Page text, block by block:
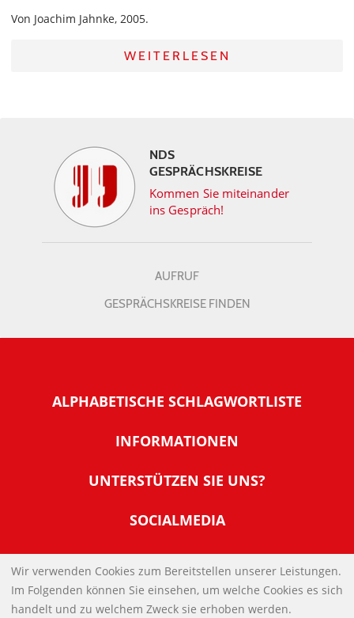
Von Joachim Jahnke, 2005.
WEITERLESEN
NDS
GESPRÄCHSKREISE
Kommen Sie miteinander
ins Gespräch!
AUFRUF
GESPRÄCHSKREISE FINDEN
ALPHABETISCHE SCHLAGWORTLISTE
INFORMATIONEN
Warum NachDenkSeiten
Tipps zur Nutzung der NachDenkSeiten
Banner und E-Mail-Signaturen
Links
Kontakt
UNTERSTÜTZEN SIE UNS?
Werden Sie Fördermitglied
Spenden Sie Online
SOCIALMEDIA
IMPRESSUM
DATENSCHUTZERKLÄRUNG
Wir verwenden Cookies zum Bereitstellen unserer Leistungen.
Im Folgenden können Sie einsehen, um welche Cookies es sich
handelt und zu welchem Zweck sie erhoben werden.